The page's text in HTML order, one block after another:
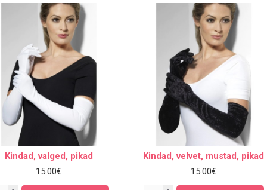
Kindad, valged, pikad
15.00€
Kindad, velvet, mustad, pikad
15.00€